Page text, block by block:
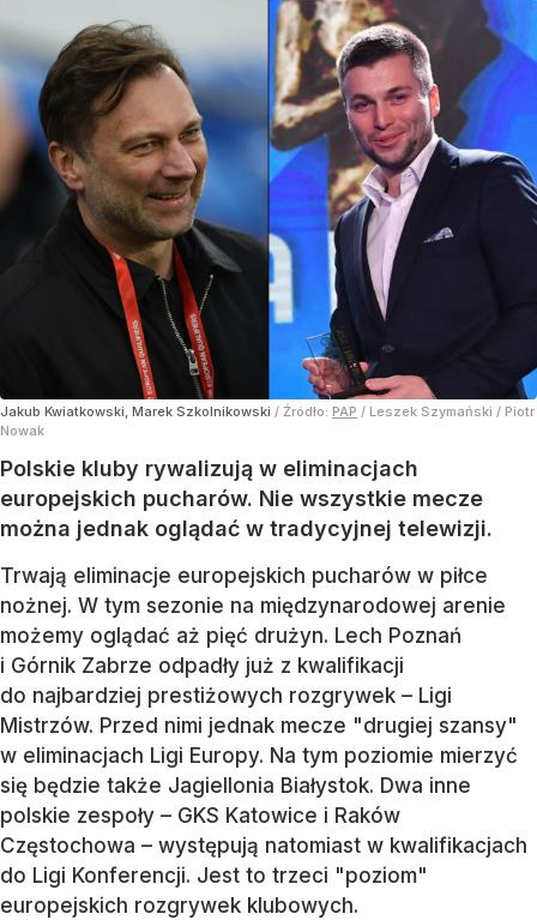
Jakub Kwiatkowski, Marek Szkolnikowski / Źródło: PAP / Leszek Szymański / Piotr
Nowak
Polskie kluby rywalizują w eliminacjach
europejskich pucharów. Nie wszystkie mecze
można jednak oglądać w tradycyjnej telewizji.
Trwają eliminacje europejskich pucharów w piłce
nożnej. W tym sezonie na międzynarodowej arenie
możemy oglądać aż pięć drużyn. Lech Poznań
i Górnik Zabrze odpadły już z kwalifikacji
do najbardziej prestiżowych rozgrywek – Ligi
Mistrzów. Przed nimi jednak mecze "drugiej szansy"
w eliminacjach Ligi Europy. Na tym poziomie mierzyć
się będzie także Jagiellonia Białystok. Dwa inne
polskie zespoły – GKS Katowice i Raków
Częstochowa – występują natomiast w kwalifikacjach
do Ligi Konferencji. Jest to trzeci "poziom"
europejskich rozgrywek klubowych.